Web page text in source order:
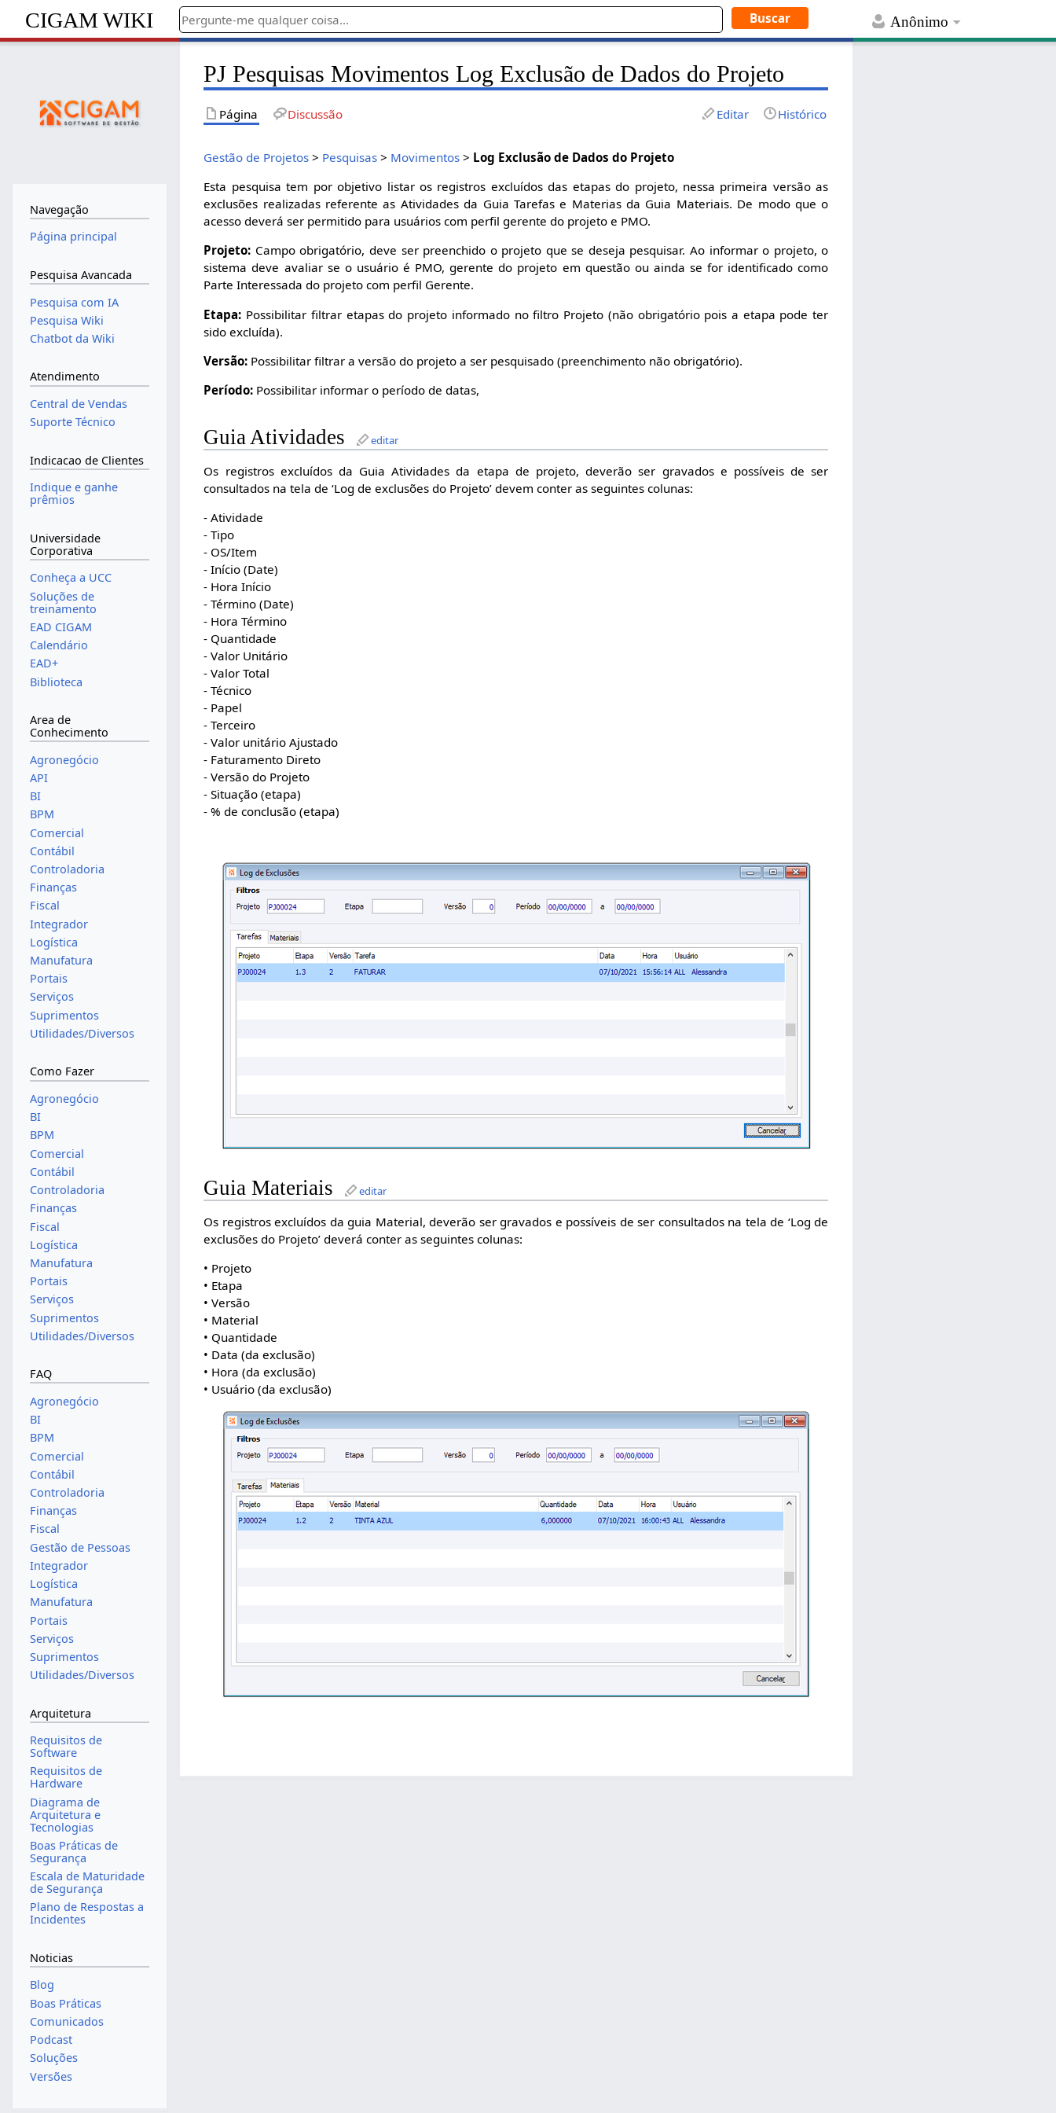
Anônimo
CIGAM WIKI
PJ Pesquisas Movimentos Log Exclusão de Dados do Projeto
Página Discussão Editar Histórico
Gestão de Projetos > Pesquisas > Movimentos > Log Exclusão de Dados do Projeto
Esta pesquisa tem por objetivo listar os registros excluídos das etapas do projeto, nessa primeira versão as
exclusões realizadas referente as Atividades da Guia Tarefas e Materias da Guia Materiais. De modo que o
acesso deverá ser permitido para usuários com perfil gerente do projeto e PMO.
Projeto: Campo obrigatório, deve ser preenchido o projeto que se deseja pesquisar. Ao informar o projeto, o
sistema deve avaliar se o usuário é PMO, gerente do projeto em questão ou ainda se for identificado como
Parte Interessada do projeto com perfil Gerente.
Etapa: Possibilitar filtrar etapas do projeto informado no filtro Projeto (não obrigatório pois a etapa pode ter
sido excluída).
Versão: Possibilitar filtrar a versão do projeto a ser pesquisado (preenchimento não obrigatório).
Período: Possibilitar informar o período de datas,
Guia Atividades editar
Os registros excluídos da Guia Atividades da etapa de projeto, deverão ser gravados e possíveis de ser
consultados na tela de ‘Log de exclusões do Projeto’ devem conter as seguintes colunas:
- Atividade
- Tipo
- OS/Item
- Início (Date)
- Hora Início
- Término (Date)
- Hora Término
- Quantidade
- Valor Unitário
- Valor Total
- Técnico
- Papel
- Terceiro
- Valor unitário Ajustado
- Faturamento Direto
- Versão do Projeto
- Situação (etapa)
- % de conclusão (etapa)
Guia Materiais editar
Os registros excluídos da guia Material, deverão ser gravados e possíveis de ser consultados na tela de ‘Log de
exclusões do Projeto’ deverá conter as seguintes colunas:
• Projeto
• Etapa
• Versão
• Material
• Quantidade
• Data (da exclusão)
• Hora (da exclusão)
• Usuário (da exclusão)
Navegação
Página principal
Pesquisa Avancada
Pesquisa com IA
Pesquisa Wiki
Chatbot da Wiki
Atendimento
Central de Vendas
Suporte Técnico
Indicacao de Clientes
Indique e ganhe
prêmios
Universidade
Corporativa
Conheça a UCC
Soluções de
treinamento
EAD CIGAM
Calendário
EAD+
Biblioteca
Area de
Conhecimento
Agronegócio
API
BI
BPM
Comercial
Contábil
Controladoria
Finanças
Fiscal
Integrador
Logística
Manufatura
Portais
Serviços
Suprimentos
Utilidades/Diversos
Como Fazer
Agronegócio
BI
BPM
Comercial
Contábil
Controladoria
Finanças
Fiscal
Logística
Manufatura
Portais
Serviços
Suprimentos
Utilidades/Diversos
FAQ
Agronegócio
BI
BPM
Comercial
Contábil
Controladoria
Finanças
Fiscal
Gestão de Pessoas
Integrador
Logística
Manufatura
Portais
Serviços
Suprimentos
Utilidades/Diversos
Arquitetura
Requisitos de
Software
Requisitos de
Hardware
Diagrama de
Arquitetura e
Tecnologias
Boas Práticas de
Segurança
Escala de Maturidade
de Segurança
Plano de Respostas a
Incidentes
Noticias
Blog
Boas Práticas
Comunicados
Podcast
Soluções
Versões